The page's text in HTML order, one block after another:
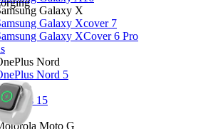
Galaxy X
Galaxy Xcover 7
Galaxy XCover 6 Pro
Nord
Nord 5
15
Moto G